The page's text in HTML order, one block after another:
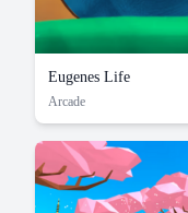
Eugenes Life
Arcade